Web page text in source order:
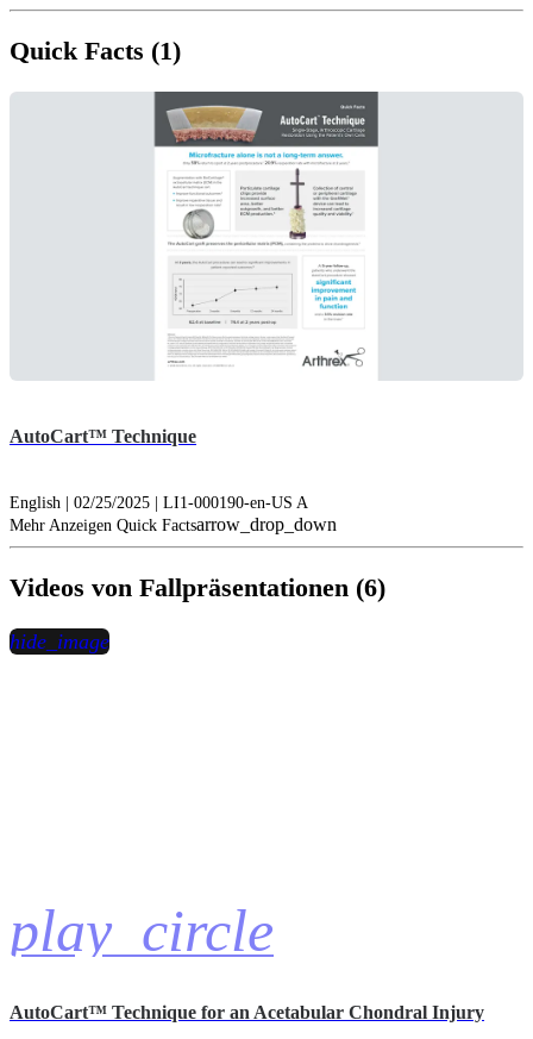
Quick Facts (1)
AutoCart™ Technique
English | 02/25/2025 | LI1-000190-en-US A
Mehr Anzeigen Quick Factsarrow_drop_down
Videos von Fallpräsentationen (6)
play_circle
hide_image
AutoCart™ Technique for an Acetabular Chondral Injury